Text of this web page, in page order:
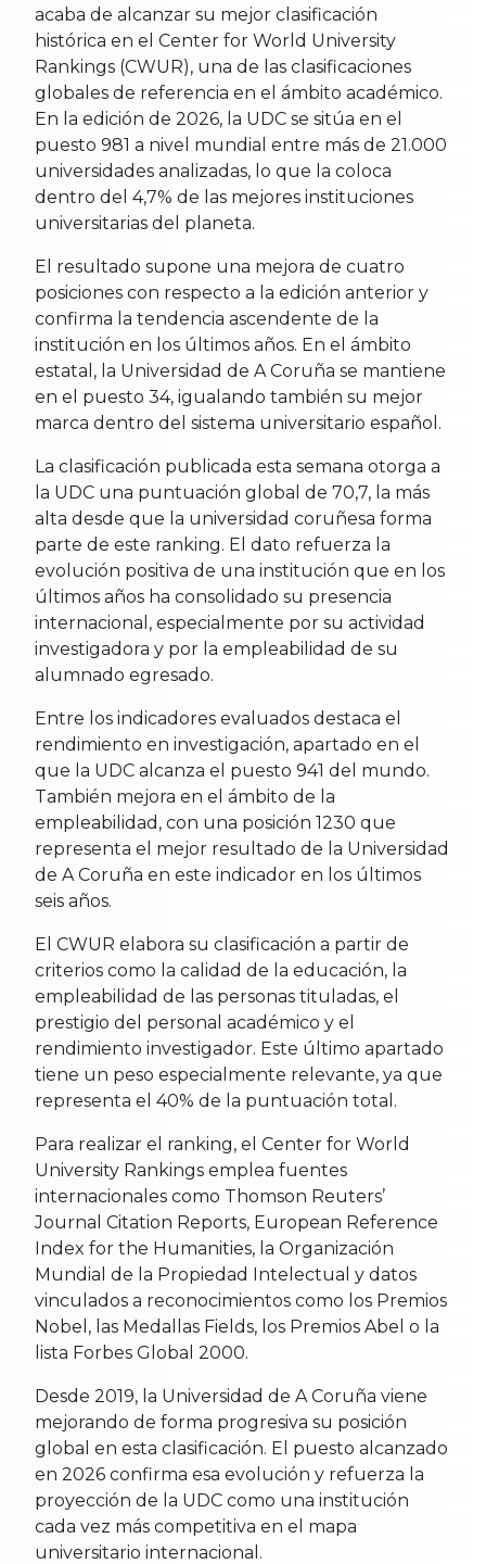
acaba de alcanzar su mejor clasificación
histórica en el Center for World University
Rankings (CWUR), una de las clasificaciones
globales de referencia en el ámbito académico.
En la edición de 2026, la UDC se sitúa en el
puesto 981 a nivel mundial entre más de 21.000
universidades analizadas, lo que la coloca
dentro del 4,7% de las mejores instituciones
universitarias del planeta.
El resultado supone una mejora de cuatro
posiciones con respecto a la edición anterior y
confirma la tendencia ascendente de la
institución en los últimos años. En el ámbito
estatal, la Universidad de A Coruña se mantiene
en el puesto 34, igualando también su mejor
marca dentro del sistema universitario español.
La clasificación publicada esta semana otorga a
la UDC una puntuación global de 70,7, la más
alta desde que la universidad coruñesa forma
parte de este ranking. El dato refuerza la
evolución positiva de una institución que en los
últimos años ha consolidado su presencia
internacional, especialmente por su actividad
investigadora y por la empleabilidad de su
alumnado egresado.
Entre los indicadores evaluados destaca el
rendimiento en investigación, apartado en el
que la UDC alcanza el puesto 941 del mundo.
También mejora en el ámbito de la
empleabilidad, con una posición 1230 que
representa el mejor resultado de la Universidad
de A Coruña en este indicador en los últimos
seis años.
El CWUR elabora su clasificación a partir de
criterios como la calidad de la educación, la
empleabilidad de las personas tituladas, el
prestigio del personal académico y el
rendimiento investigador. Este último apartado
tiene un peso especialmente relevante, ya que
representa el 40% de la puntuación total.
Para realizar el ranking, el Center for World
University Rankings emplea fuentes
internacionales como Thomson Reuters’
Journal Citation Reports, European Reference
Index for the Humanities, la Organización
Mundial de la Propiedad Intelectual y datos
vinculados a reconocimientos como los Premios
Nobel, las Medallas Fields, los Premios Abel o la
lista Forbes Global 2000.
Desde 2019, la Universidad de A Coruña viene
mejorando de forma progresiva su posición
global en esta clasificación. El puesto alcanzado
en 2026 confirma esa evolución y refuerza la
proyección de la UDC como una institución
cada vez más competitiva en el mapa
universitario internacional.